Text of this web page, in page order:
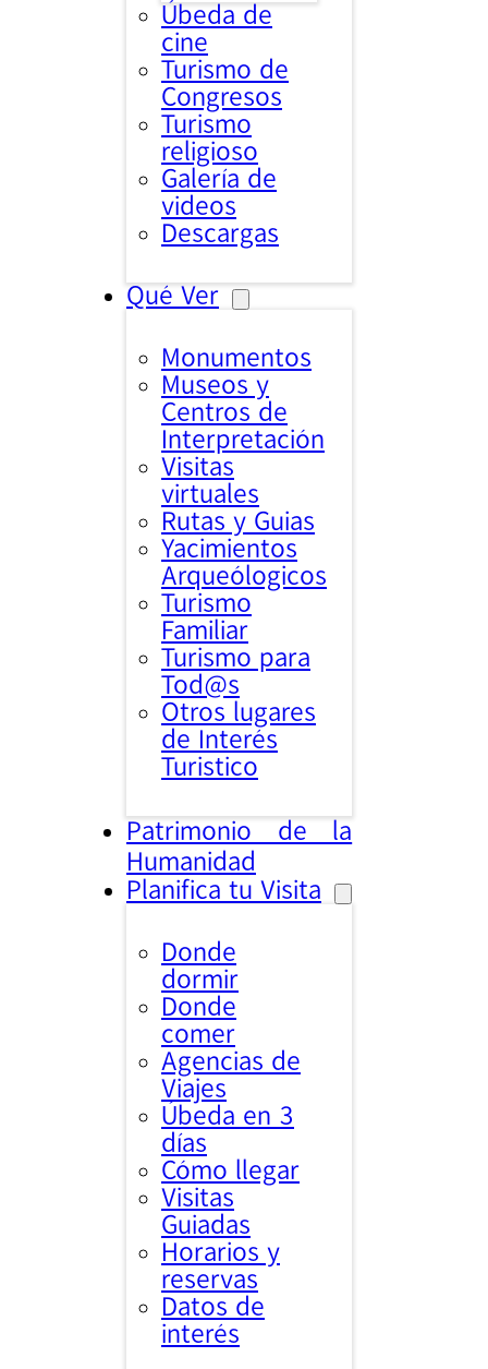
Úbeda de
cine
Turismo de
Congresos
Turismo
religioso
Galería de
videos
Descargas
Qué Ver
Monumentos
Museos y
Centros de
Interpretación
Visitas
virtuales
Rutas y Guias
Yacimientos
Arqueólogicos
Turismo
Familiar
Turismo para
Tod@s
Otros lugares
de Interés
Turistico
Patrimonio de la
Humanidad
Planifica tu Visita
Donde
dormir
Donde
comer
Agencias de
Viajes
Úbeda en 3
días
Cómo llegar
Visitas
Guiadas
Horarios y
reservas
Datos de
interés